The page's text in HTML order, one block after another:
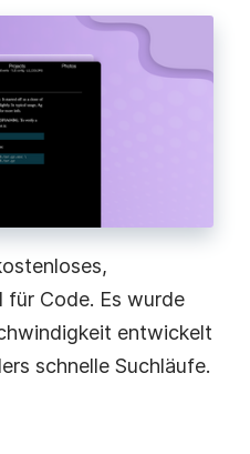
für Code. Es wurde
entwickelt
schnelle Suchläufe.